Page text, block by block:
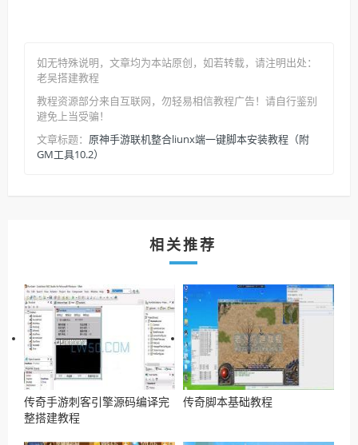
如无特殊说明，文章均为本站原创 ，如若转载，请注明出处：
老吴搭建教程
教程资源部分来自互联网，勿轻易相信教程广告！请自行鉴别
避免上当受骗！
文章标题： 原神手游联机整合liunx端一键脚本安装教程（附
GM工具10.2）
相关推荐
传奇手游刺客引擎源码编译完
整搭建教程
传奇脚本基础教程